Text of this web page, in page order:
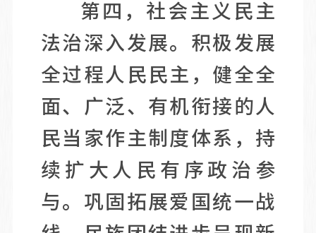
第四，社会主义民主
法治深入发展。积极发展
全过程人民民主，健全全
面、广泛、有机衔接的人
民当家作主制度体系，持
续扩大人民有序政治参
与。巩固拓展爱国统一战